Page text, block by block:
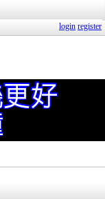
login register